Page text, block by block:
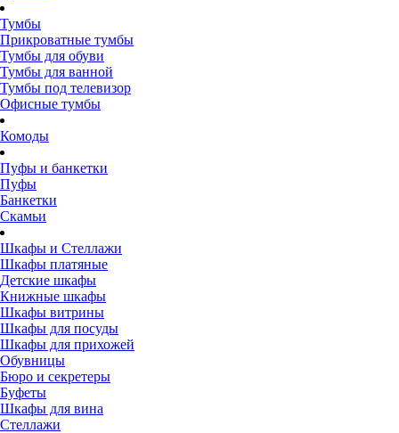
Тумбы
Прикроватные тумбы
Тумбы для обуви
Тумбы для ванной
Тумбы под телевизор
Офисные тумбы
Комоды
Пуфы и банкетки
Пуфы
Банкетки
Скамьи
Шкафы и Стеллажи
Шкафы платяные
Детские шкафы
Книжные шкафы
Шкафы витрины
Шкафы для посуды
Шкафы для прихожей
Обувницы
Бюро и секретеры
Буфеты
Шкафы для вина
Стеллажи